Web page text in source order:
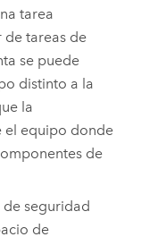
tarea
tareas de
se puede
distinto a la
la
el equipo donde
de
seguridad
de